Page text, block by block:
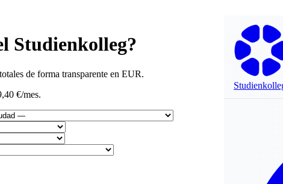
Studienkolleg?
de forma transparente en EUR.
€/mes.